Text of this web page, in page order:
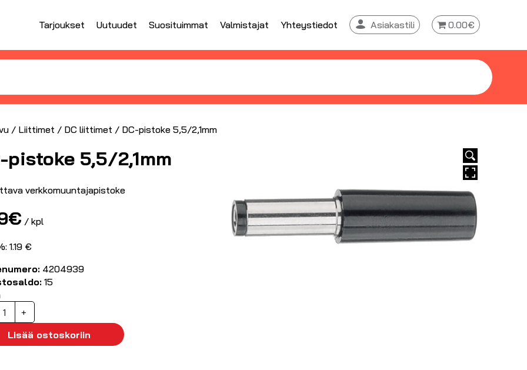
Tarjoukset Uutuudet Suosituimmat Valmistajat Yhteystiedot Asiakastili 0.00€
/ Liittimet / DC liittimet / DC-pistoke 5,5/2,1mm
pistoke 5,5/2,1mm
verkkomuuntajapistoke
€ / kpl
1.19 €
4204939
15
2,1mm
+
Lisää ostoskoriin